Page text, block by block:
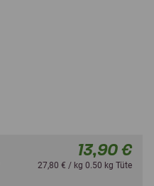
13,90 €
27,80 € / kg 0.50 kg Tüte